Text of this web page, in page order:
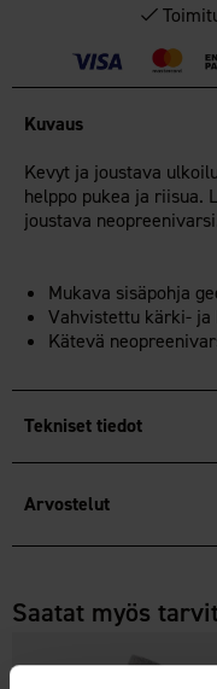
Kuvaus
Kevyt ja joustava
helppo pukea ja riisua.
joustava
Mukava sisäpohja
Vahvistettu kärki- ja
Kätevä
Tekniset tiedot
Arvostelut
Saatat myös